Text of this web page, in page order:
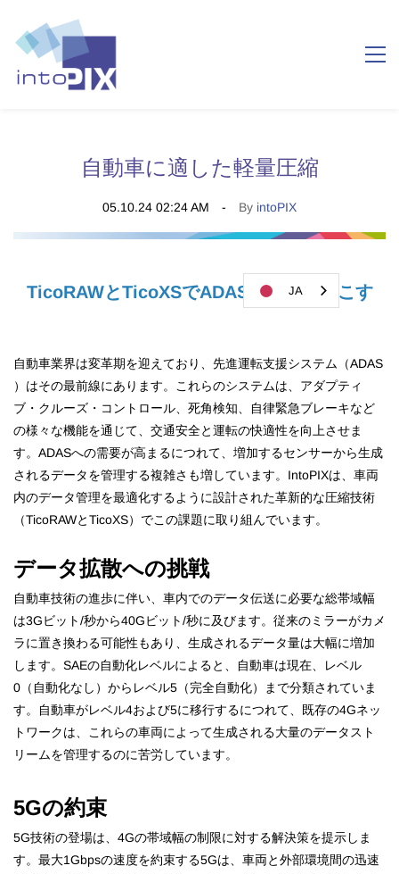
自動車に適した軽量圧縮
05.10.24 02:24 AM By intoPIX
TicoRAWとTicoXSでADASに革命を起こす
自動車業界は変革期を迎えており、先進運転支援システム（ADAS
）はその最前線にあります。これらのシステムは、アダプティ
ブ・クルーズ・コントロール、死角検知、自律緊急ブレーキなど
の様々な機能を通じて、交通安全と運転の快適性を向上させま
す。ADASへの需要が高まるにつれて、増加するセンサーから生成
されるデータを管理する複雑さも増しています。IntoPIXは、車両
内のデータ管理を最適化するように設計された革新的な圧縮技術
（TicoRAWとTicoXS）でこの課題に取り組んでいます。
データ拡散への挑戦
自動車技術の進歩に伴い、車内でのデータ伝送に必要な総帯域幅
は3Gビット/秒から40Gビット/秒に及びます。従来のミラーがカメ
ラに置き換わる可能性もあり、生成されるデータ量は大幅に増加
します。SAEの自動化レベルによると、自動車は現在、レベル
0（自動化なし）からレベル5（完全自動化）まで分類されていま
す。自動車がレベル4および5に移行するにつれて、既存の4Gネッ
トワークは、これらの車両によって生成される大量のデータスト
リームを管理するのに苦労しています。
5Gの約束
5G技術の登場は、4Gの帯域幅の制限に対する解決策を提示しま
す。最大1Gbpsの速度を約束する5Gは、車両と外部環境間の迅速
JA